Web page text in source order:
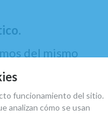
del mismo
clarinete mib
yclarinete
funcionamiento del sitio.
analizan cómo se usan